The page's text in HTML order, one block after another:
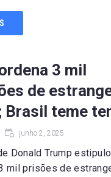
3 mil
de
Brasil teme
junho 2, 2025
Donald Trump
mil prisões de